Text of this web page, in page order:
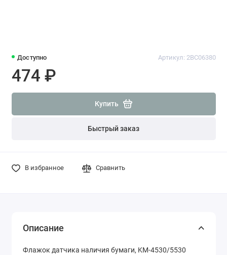
Доступно Артикул: 2BC06380
474 ₽
Купить
Быстрый заказ
В избранное Сравнить
Описание
Флажок датчика наличия бумаги, KM-4530/5530